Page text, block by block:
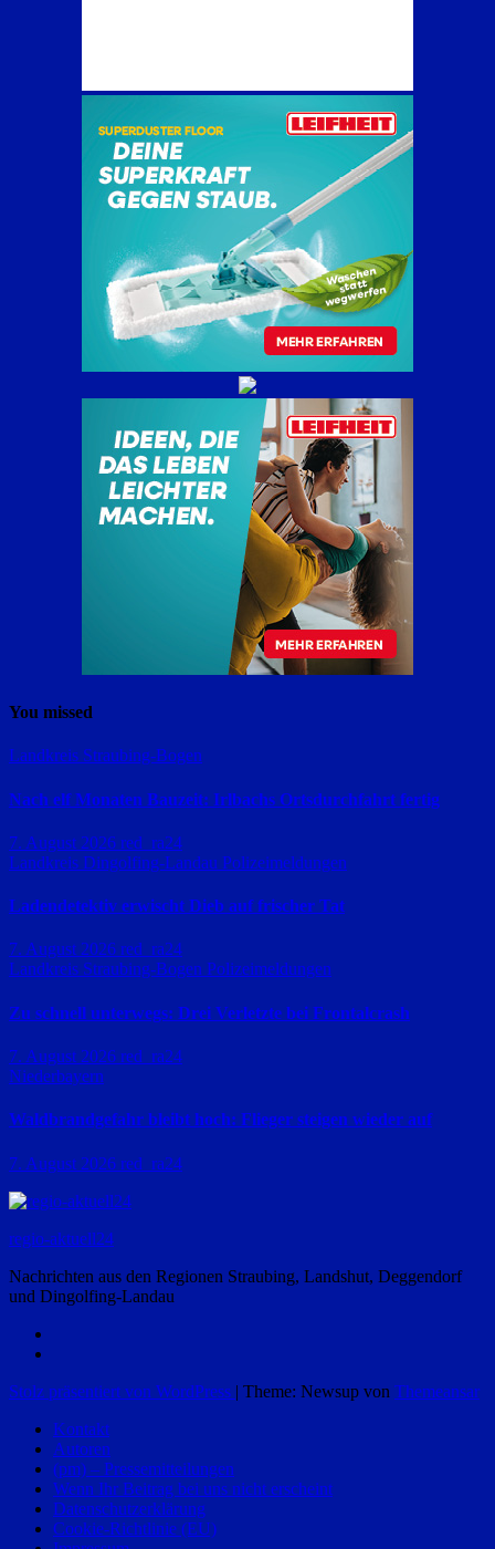
You missed
Landkreis Straubing-Bogen
Nach elf Monaten Bauzeit: Irlbachs Ortsdurchfahrt fertig
7. August 2026 red_ra24
Landkreis Dingolfing-Landau Polizeimeldungen
Ladendetektiv erwischt Dieb auf frischer Tat
7. August 2026 red_ra24
Landkreis Straubing-Bogen Polizeimeldungen
Zu schnell unterwegs: Drei Verletzte bei Frontalcrash
7. August 2026 red_ra24
Niederbayern
Waldbrandgefahr bleibt hoch: Flieger steigen wieder auf
7. August 2026 red_ra24
regio-aktuell24
Nachrichten aus den Regionen Straubing, Landshut, Deggendorf
und Dingolfing-Landau
Stolz präsentiert von WordPress | Theme: Newsup von Themeansar
Kontakt
Autoren
(pm) – Pressemitteilungen
Wenn Ihr Beitrag bei uns nicht erscheint
Datenschutzerklärung
Cookie-Richtlinie (EU)